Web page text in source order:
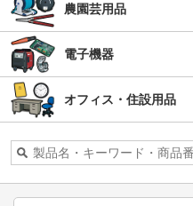
農園芸用品
電子機器
オフィス・住設用品